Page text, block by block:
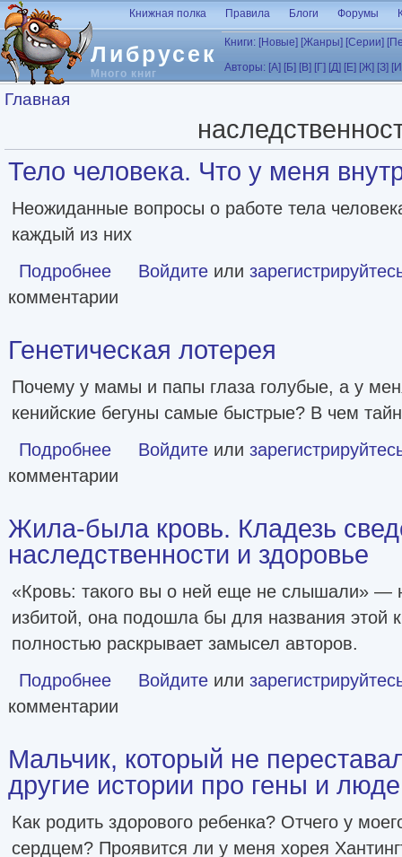
Перейти к основному содержанию
Либрусек
Много книг
Книжная полка Правила Блоги Форумы
Книги: [Новые] [Жанры] [Серии]
Авторы: [А] [Б] [В] [Г] [Д] [Е] [Ж] [З]
Вы здесь
Главная
Тело человека. Что у меня
Неожиданные вопросы о работе тела
каждый из них
Подробнее о Тело человека. Что у меня внутри? [litres]
Войдите или
комментарии
Генетическая лотерея
Почему у мамы и папы глаза голубые, а у
кенийские бегуны самые быстрые? В чем
Подробнее о Генетическая лотерея
Войдите или
комментарии
Жила-была кровь. Кладезь
наследственности и здоровье
«Кровь: такого вы о ней еще не слышали» —
избитой, она подошла бы для названия этой
полностью раскрывает замысел авторов.
Подробнее о Жила-была кровь. Кладезь сведений о нашей
Войдите или
комментарии
Мальчик, который не
другие истории про гены и
Как родить здорового ребенка? Отчего у
сердцем? Проявится ли у меня хорея